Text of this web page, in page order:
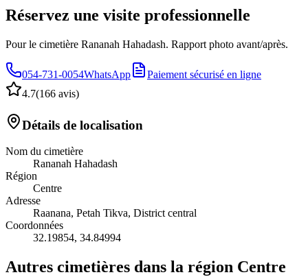
Réservez une visite professionnelle
Pour le cimetière Rananah Hahadash. Rapport photo avant/après.
054-731-0054WhatsApp
Paiement sécurisé en ligne
4.7(166 avis)
Détails de localisation
Nom du cimetière
Rananah Hahadash
Région
Centre
Adresse
Raanana, Petah Tikva, District central
Coordonnées
32.19854, 34.84994
Autres cimetières dans la région Centre